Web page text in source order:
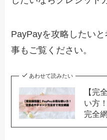
PayPayを攻略したい
事もご覧ください。
あわせて読みたい
【完
い方
完全